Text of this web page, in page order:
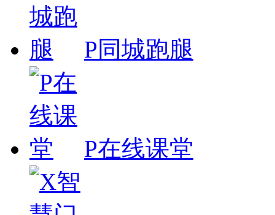
P同城跑腿
P在线课堂